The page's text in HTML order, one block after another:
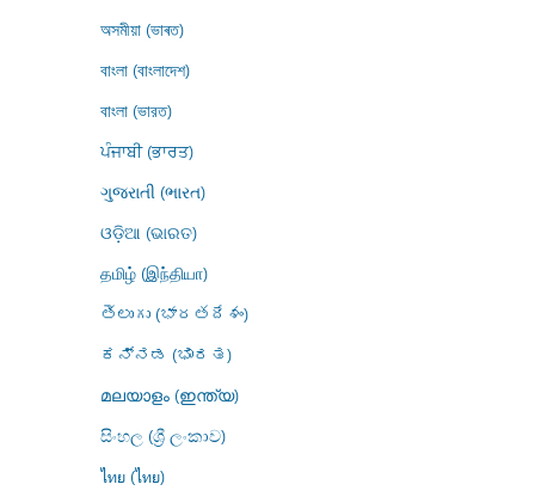
অসমীয়া (ভাৰত)
বাংলা (বাংলাদেশ)
বাংলা (ভারত)
ਪੰਜਾਬੀ (ਭਾਰਤ)
ગુજરાતી (ભારત)
ଓଡ଼ିଆ (ଭାରତ)
தமிழ் (இந்தியா)
తెలుగు (భారతదేశం)
ಕನ್ನಡ (ಭಾರತ)
മലയാളം (ഇന്ത്യ)
සිංහල (ශ්‍රී ලංකාව)
ไทย (ไทย)